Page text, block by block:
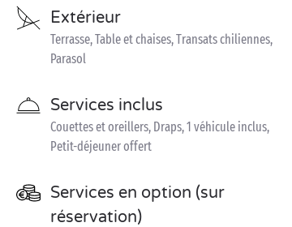
Extérieur
Terrasse, Table et chaises, Transats chiliennes,
Parasol
Services inclus
Couettes et oreillers, Draps, 1 véhicule inclus,
Petit-déjeuner offert
Services en option (sur
réservation)